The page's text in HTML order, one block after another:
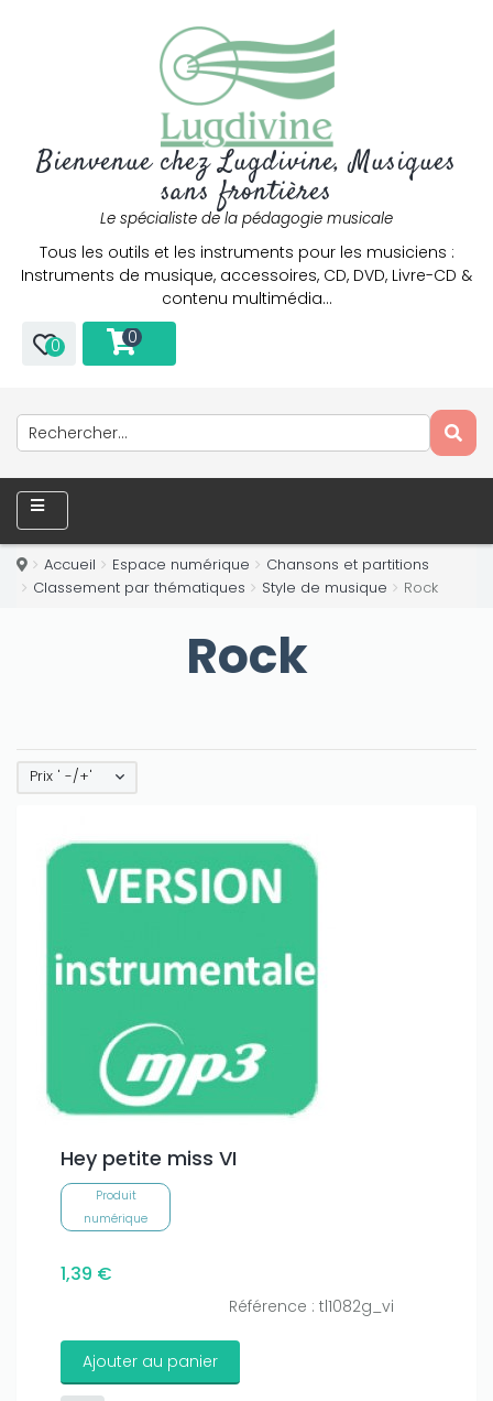
Bienvenue chez Lugdivine, Musiques
sans frontières
Le spécialiste de la pédagogie musicale
Tous les outils et les instruments pour les musiciens :
Instruments de musique, accessoires, CD, DVD, Livre-CD &
contenu multimédia…
0 0
Accueil Espace numérique
Chansons et partitions
Classement par thématiques
Style de musique Rock
Rock
Prix ' -/+'
Hey petite miss VI
Produit
numérique
1,39 €
Référence : tl1082g_vi
Ajouter au panier